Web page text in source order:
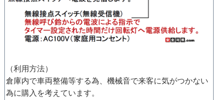
（利用方法）
倉庫内で車両整備等する為、機械音で来客に気がつかない
為に購入を考えています。